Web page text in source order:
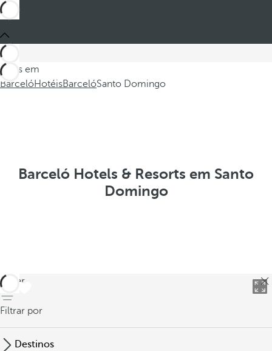
Estes em
BarcelóHotéisBarcelóSanto Domingo
Barceló Hotels & Resorts em Santo
Domingo
voltar
Filtrar por
Destinos